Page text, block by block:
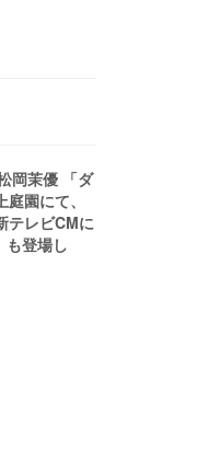
岡茉優 「ダ
園にて、
テレビCMに
も登場し